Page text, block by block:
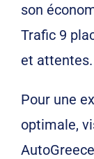
son
Trafic 9
et attentes.
Pour une
optimale,